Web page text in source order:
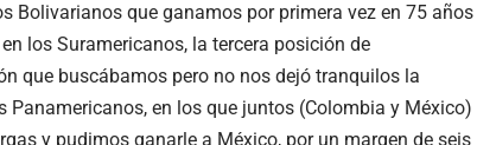
Bolivarianos que ganamos por primera vez en 75 años
los Suramericanos, la tercera posición de
que buscábamos pero no nos dejó tranquilos la
en los que juntos (Colombia y México)
y pudimos ganarle a México, por un margen de seis